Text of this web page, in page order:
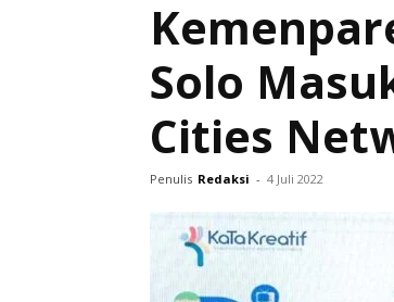
Solo
Cities
Penulis Redaksi - 4 Juli 2022